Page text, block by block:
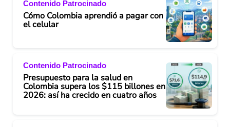
Contenido Patrocinado
Cómo Colombia aprendió a pagar con
el celular
Contenido Patrocinado
Presupuesto para la salud en
Colombia supera los $115 billones en
2026: así ha crecido en cuatro años